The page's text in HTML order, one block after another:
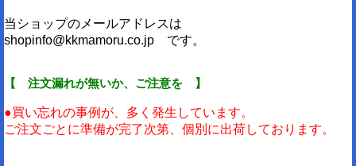
当ショップのメールアドレスは
shopinfo@kkmamoru.co.jp です。
【 注文漏れが無いか、ご注意を 】
●買い忘れの事例が、多く発生しています。
ご注文ごとに準備が完了次第、個別に出荷しております。